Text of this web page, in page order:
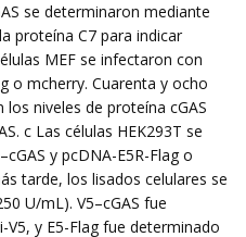
se determinaron mediante
proteína C7 para indicar
MEF se infectaron con
o mcherry. Cuarenta y ocho
niveles de proteína cGAS
c Las células HEK293T se
y pcDNA-E5R-Flag o
tarde, los lisados ​​celulares se
U/mL). V5–cGAS fue
y E5-Flag fue determinado